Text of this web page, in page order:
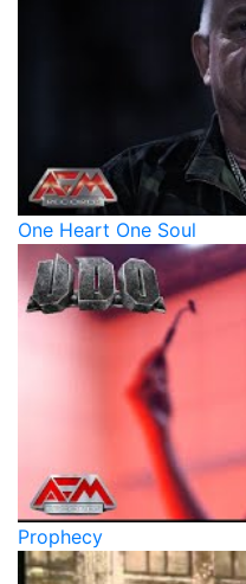
One Heart One Soul
Prophecy